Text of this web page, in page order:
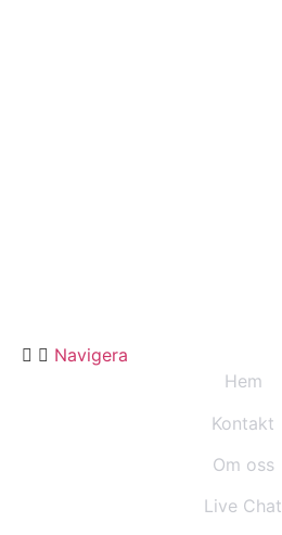
Navigera
Hem
Kontakt
Om oss
Live Chat